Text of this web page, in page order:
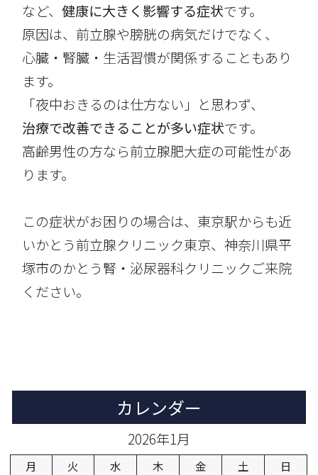
など、健康に大きく影響する症状です。
原因は、前立腺や膀胱の病気だけでなく、
心臓・腎臓・生活習慣が関係することもあり
ます。
「夜中おきるのは仕方ない」と思わず、
治療で改善できることが多い症状です。
高齢男性の方なら前立腺肥大症の可能性があ
ります。
この症状がお困りの場合は、東京駅からも近
いかとう前立腺クリニック東京、神奈川県平
塚市のかとう腎・泌尿器科クリニックご来院
ください。
カレンダー
2026年1月
月 火 水 木 金 土 日